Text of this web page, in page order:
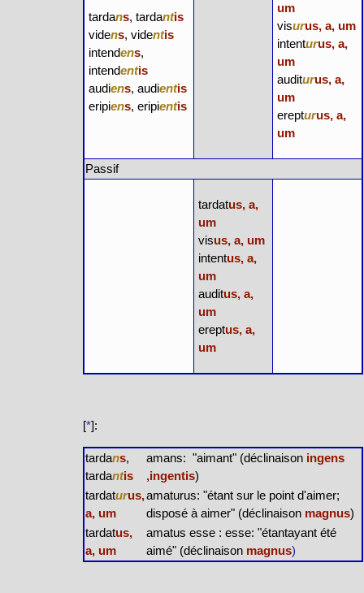
tardans, tardantis
videns, videntis
intendens,
intendentis
audiens, audientis
eripiens, eripientis
um
visurus, a, um
intenturus, a,
um
auditurus, a,
um
erepturus, a,
um
Passif
tardatus, a,
um
visus, a, um
intentus, a,
um
auditus, a,
um
ereptus, a,
um
[*]:
tardans,
tardantis
amans: "aimant" (déclinaison ingens
,ingentis)
tardaturus,
a, um
amaturus: "étant sur le point d'aimer;
disposé à aimer" (déclinaison magnus)
tardatus,
a, um
amatus esse : esse: "étantayant été
aimé" (déclinaison magnus)